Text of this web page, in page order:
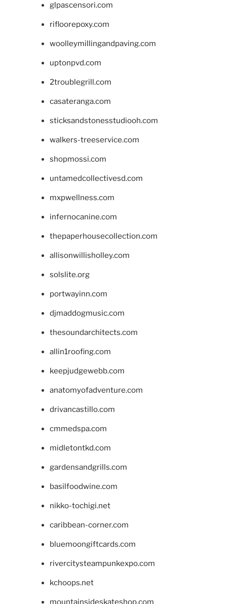
glpascensori.com
rifloorepoxy.com
woolleymillingandpaving.com
uptonpvd.com
2troublegrill.com
casateranga.com
sticksandstonesstudiooh.com
walkers-treeservice.com
shopmossi.com
untamedcollectivesd.com
mxpwellness.com
infernocanine.com
thepaperhousecollection.com
allisonwillisholley.com
solslite.org
portwayinn.com
djmaddogmusic.com
thesoundarchitects.com
allin1roofing.com
keepjudgewebb.com
anatomyofadventure.com
drivancastillo.com
cmmedspa.com
midletontkd.com
gardensandgrills.com
basilfoodwine.com
nikko-tochigi.net
caribbean-corner.com
bluemoongiftcards.com
rivercitysteampunkexpo.com
kchoops.net
mountainsideskateshop.com